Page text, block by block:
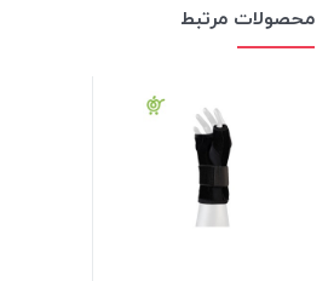
محصولات مرتبط